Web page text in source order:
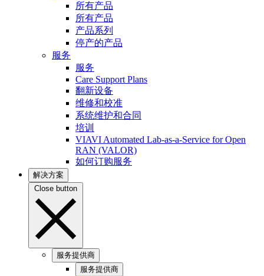
所有产品
所有产品
产品系列
停产的产品
服务
服务
Care Support Plans
翻新设备
维修和校准
系统维护和合同
培训
VIAVI Automated Lab-as-a-Service for Open
RAN (VALOR)
如何订购服务
解决方案
Close button
服务提供商
服务提供商